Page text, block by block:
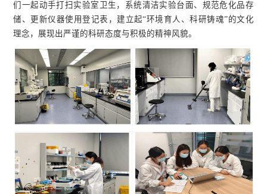
们一起动手打扫实验室卫生，系统清洁实验台面、规范危化品存
储、更新仪器使用登记表，建立起“环境育人、科研铸魂”的文化
理念，展现出严谨的科研态度与积极的精神风貌。